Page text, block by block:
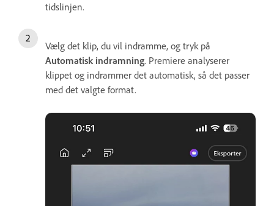
tidslinjen.
Vælg det klip, du vil indramme, og tryk på
Automatisk indramning. Premiere analyserer
klippet og indrammer det automatisk, så det passer
med det valgte format.